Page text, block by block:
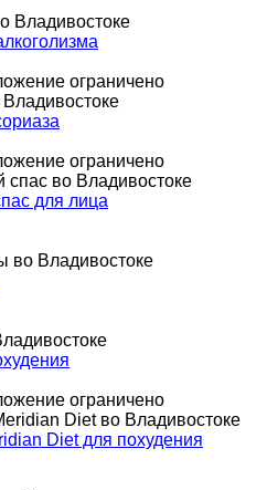
ограничено
ограничено
для лица
ограничено
Diеt для похудения